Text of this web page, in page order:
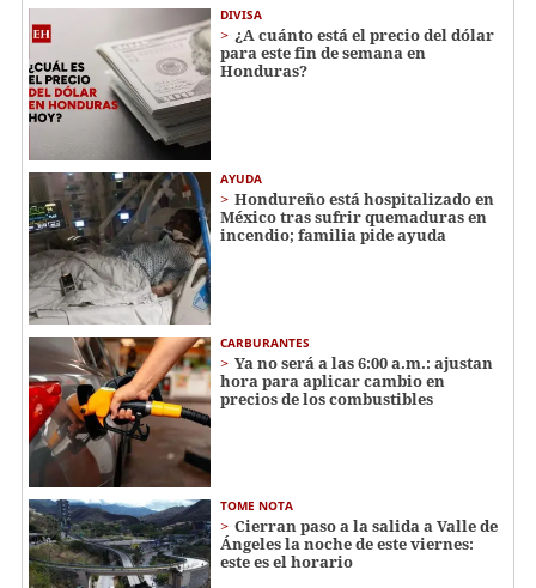
DIVISA
¿A cuánto está el precio del dólar
para este fin de semana en
Honduras?
AYUDA
Hondureño está hospitalizado en
México tras sufrir quemaduras en
incendio; familia pide ayuda
CARBURANTES
Ya no será a las 6:00 a.m.: ajustan
hora para aplicar cambio en
precios de los combustibles
TOME NOTA
Cierran paso a la salida a Valle de
Ángeles la noche de este viernes:
este es el horario